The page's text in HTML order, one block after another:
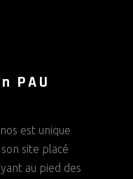
PAU
est unique
site placé
au pied des